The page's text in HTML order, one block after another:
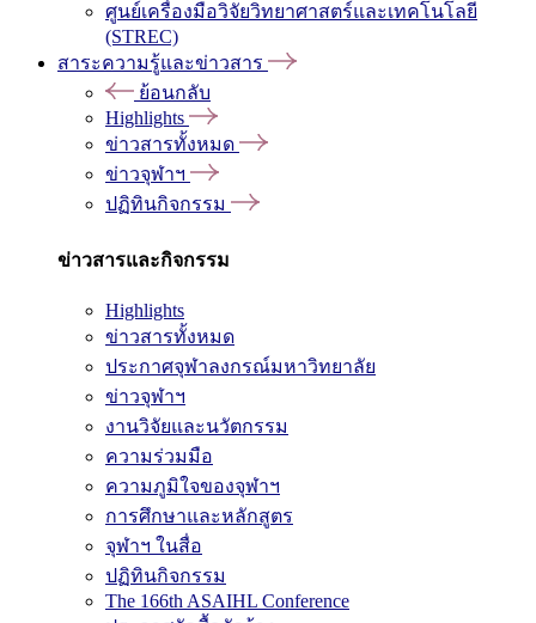
ศูนย์เครื่องมือวิจัยวิทยาศาสตร์และเทคโนโลยี
(STREC)
สาระความรู้และข่าวสาร
ย้อนกลับ
Highlights
ข่าวสารทั้งหมด
ข่าวจุฬาฯ
ปฏิทินกิจกรรม
ข่าวสารและกิจกรรม
Highlights
ข่าวสารทั้งหมด
ประกาศจุฬาลงกรณ์มหาวิทยาลัย
ข่าวจุฬาฯ
งานวิจัยและนวัตกรรม
ความร่วมมือ
ความภูมิใจของจุฬาฯ
การศึกษาและหลักสูตร
จุฬาฯ ในสื่อ
ปฏิทินกิจกรรม
The 166th ASAIHL Conference